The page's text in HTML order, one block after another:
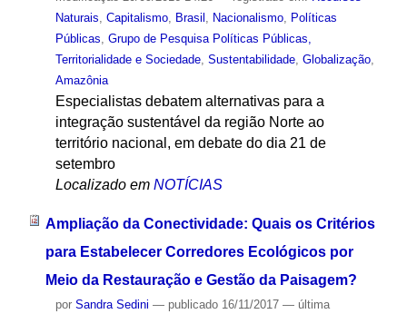
Naturais, Capitalismo, Brasil , Nacionalismo, Políticas
Públicas, Grupo de Pesquisa Políticas Públicas,
Territorialidade e Sociedade, Sustentabilidade, Globalização,
Amazônia
Especialistas debatem alternativas para a
integração sustentável da região Norte ao
território nacional, em debate do dia 21 de
setembro
Localizado em NOTÍCIAS
Ampliação da Conectividade: Quais os Critérios
para Estabelecer Corredores Ecológicos por
Meio da Restauração e Gestão da Paisagem?
por Sandra Sedini — publicado16/11/2017 — última